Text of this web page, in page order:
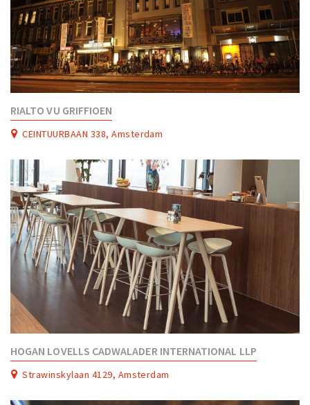
RIALTO VU GRIFFIOEN
CEINTUURBAAN 338, Amsterdam
HOGAN LOVELLS CADWALADER INTERNATIONAL LLP
Strawinskylaan 4129, Amsterdam